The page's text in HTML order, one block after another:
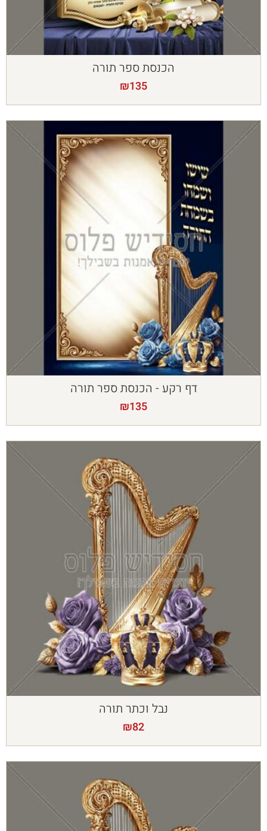
הכנסת ספר תורה
₪135
דף רקע - הכנסת ספר תורה
₪135
נבל וכתר תורה
₪82